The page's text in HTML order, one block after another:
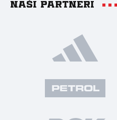
Naši partneri